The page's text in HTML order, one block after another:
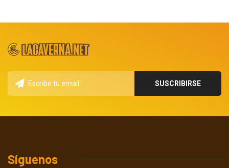
Síguenos